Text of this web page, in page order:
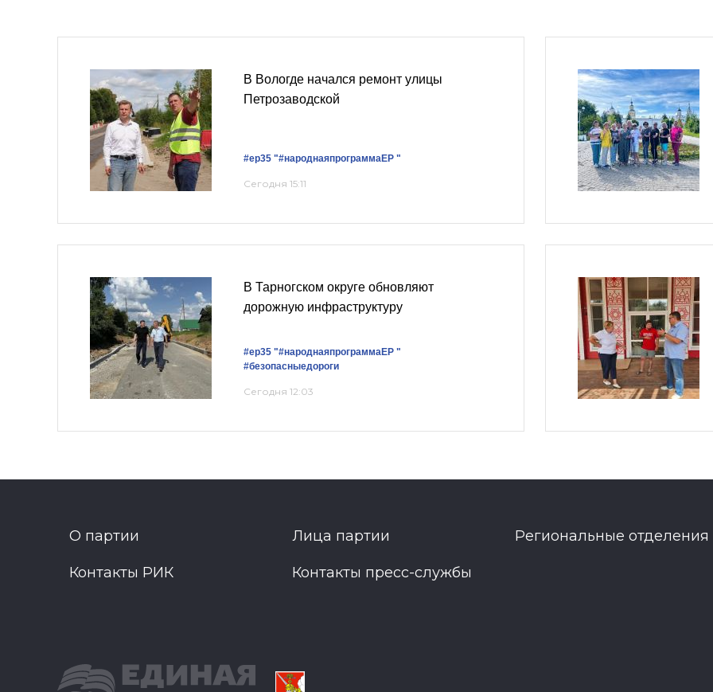
В Вологде начался ремонт улицы
Петрозаводской
#ер35 "#народнаяпрограммаЕР "
Сегодня 15:11
В Тарногском округе обновляют
дорожную инфраструктуру
#ер35 "#народнаяпрограммаЕР "
#безопасныедороги
Сегодня 12:03
О партии Лица партии Региональные отделения
Контакты РИК Контакты пресс-службы